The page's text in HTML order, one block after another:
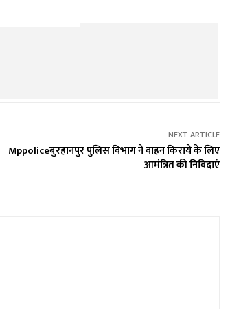
NEXT ARTICLE
Mppoliceबुरहानपुर पुलिस विभाग ने वाहन किराये के लिए
आमंत्रित की निविदाएं